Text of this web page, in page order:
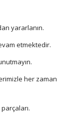
yararlanın.
etmektedir.
her zaman